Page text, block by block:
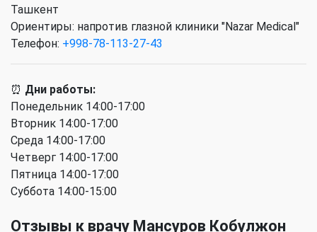
Ташкент
Ориентиры: напротив глазной клиники "Nazar Medical"
Телефон: +998-78-113-27-43
⏰ Дни работы:
Понедельник 14:00-17:00
Вторник 14:00-17:00
Среда 14:00-17:00
Четверг 14:00-17:00
Пятница 14:00-17:00
Суббота 14:00-15:00
Отзывы к врачу Мансуров Кобулжон